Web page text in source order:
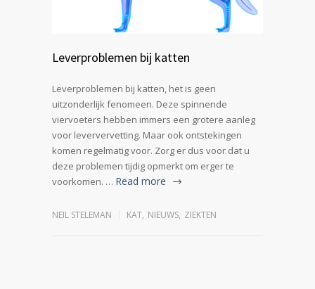
Leverproblemen bij katten
Leverproblemen bij katten, het is geen
uitzonderlijk fenomeen. Deze spinnende
viervoeters hebben immers een grotere aanleg
voor leververvetting. Maar ook ontstekingen
komen regelmatig voor. Zorg er dus voor dat u
deze problemen tijdig opmerkt om erger te
voorkomen. … Read more
NEIL STELEMAN KAT, NIEUWS, ZIEKTEN